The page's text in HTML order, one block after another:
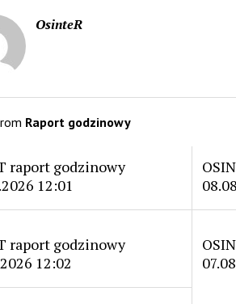
OsinteR
Raport godzinowy
raport godzinowy
12:01
raport godzinowy
12:02